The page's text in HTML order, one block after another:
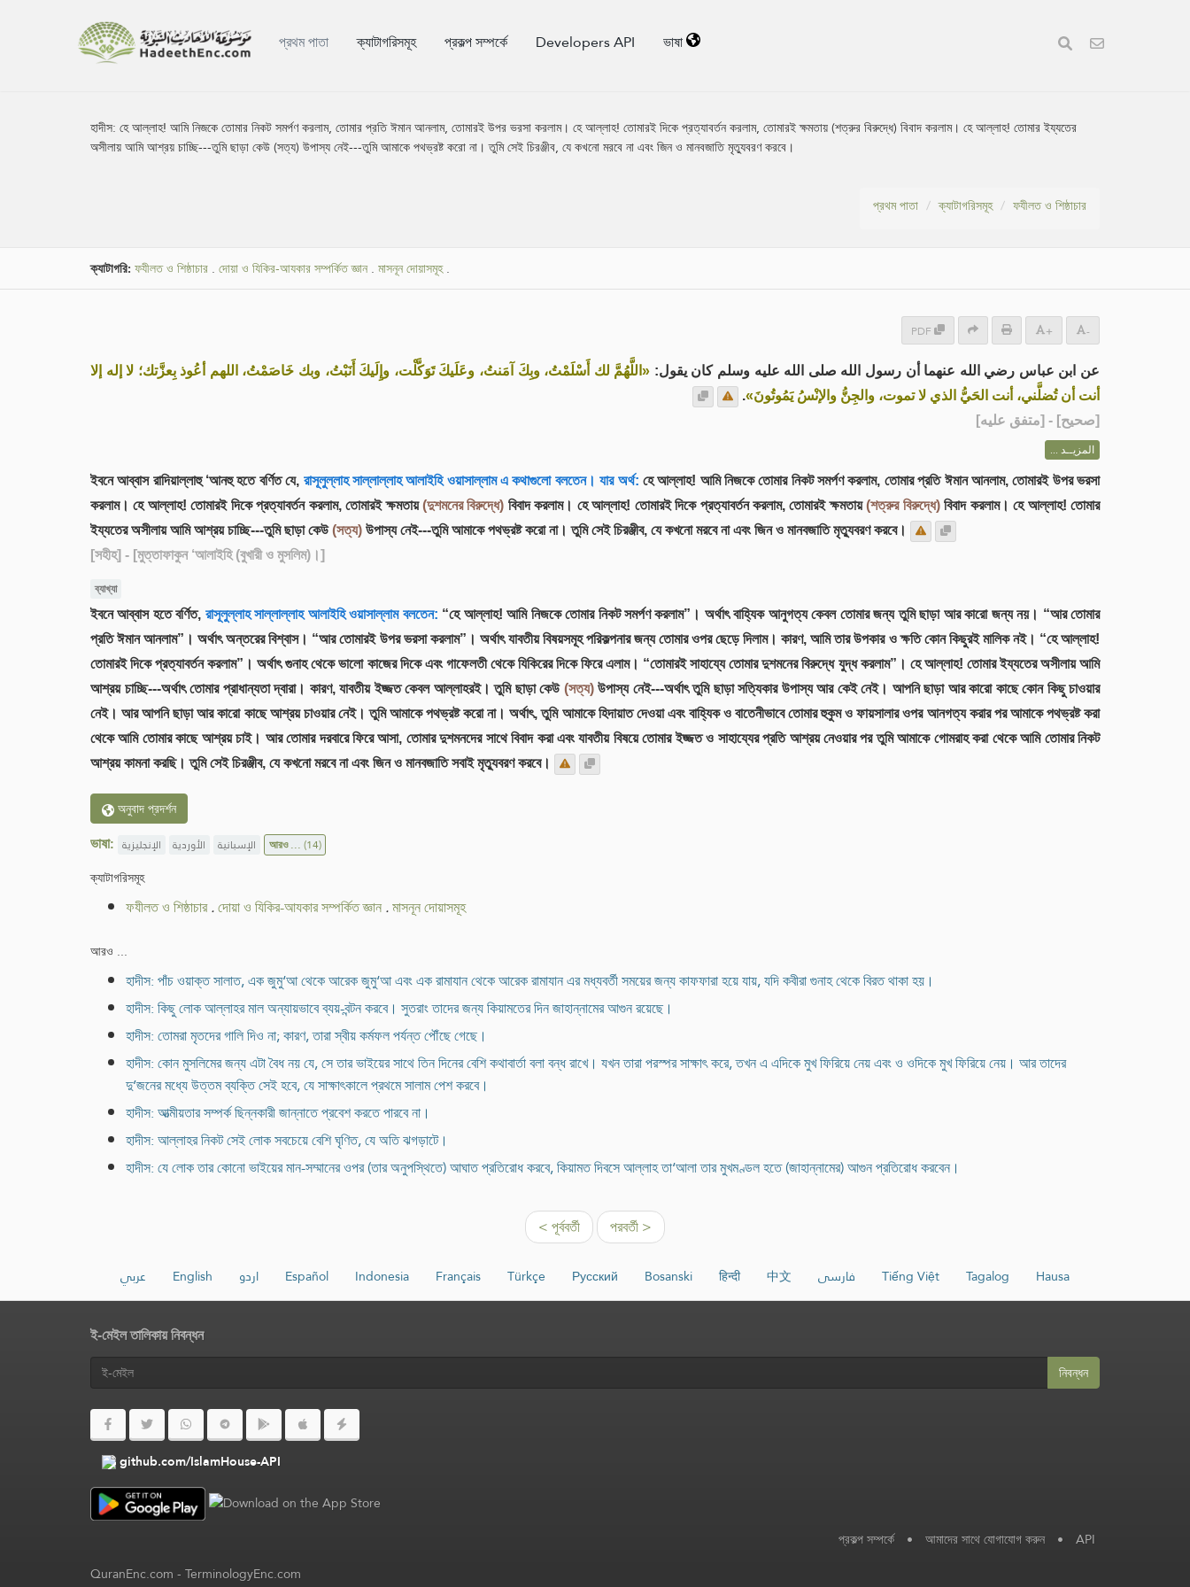
প্রথম পাতা ক্যাটাগরিসমূহ প্রকল্প সম্পর্কে Developers API ভাষা
হাদীস:হে আল্লাহ! আমি নিজকে তোমার নিকট সমর্পণ করলাম, তোমার প্রতি ঈমান আনলাম, তোমারই উপর ভরসা করলাম। হে আল্লাহ! তোমারই দিকে প্রত্যাবর্তন করলাম, তোমারই ক্ষমতায় (শত্রুর বিরুদ্ধে) বিবাদ করলাম। হে আল্লাহ! তোমার ইয্যতের
অসীলায় আমি আশ্রয় চাচ্ছি---তুমি ছাড়া কেউ (সত্য) উপাস্য নেই---তুমি আমাকে পথভ্রষ্ট করো না। তুমি সেই চিরঞ্জীব, যে কখনো মরবে না এবং জিন ও মানবজাতি মৃত্যুবরণ করবে।
প্রথম পাতা ক্যাটাগরিসমূহ ফযীলত ও শিষ্ঠাচার
ক্যাটাগরি: ফযীলত ও শিষ্ঠাচার . দোয়া ও যিকির-আযকার সম্পর্কিত জ্ঞান. মাসনূন দোয়াসমূহ.
PDF + -
عن ابن عباس رضي الله عنهما أن رسول الله صلى الله عليه وسلم كان يقول: «اللَّهُمَّ لك أَسْلَمْتُ، وبِكَ آمَنتُ، وعَلَيكَ تَوَكَّلْت، وإِلَيكَ أَنَبْتُ، وبك خَاصَمْتُ، اللهم أعُوذ بِعزَّتك؛ لا إله إلا
أنت أن تُضلَّني، أنت الحَيُّ الذي لا تموت، والجِنُّ والإنْسُ يَمُوتُونَ».
[صحيح] - [متفق عليه]
المزيــد ...
ইবনে আব্বাস রাদিয়াল্লাহু ‘আনহু হতে বর্ণিত যে, রাসূলুল্লাহ সাল্লাল্লাহ আলাইহি ওয়াসাল্লাম এ কথাগুলো বলতেন। যার অর্থ: হে আল্লাহ! আমি নিজকে তোমার নিকট সমর্পণ করলাম, তোমার প্রতি ঈমান আনলাম, তোমারই উপর ভরসা
করলাম। হে আল্লাহ! তোমারই দিকে প্রত্যাবর্তন করলাম, তোমারই ক্ষমতায়(দুশমনের বিরুদ্ধে) বিবাদ করলাম। হে আল্লাহ! তোমারই দিকে প্রত্যাবর্তন করলাম, তোমারই ক্ষমতায়(শত্রুর বিরুদ্ধে)বিবাদ করলাম। হে আল্লাহ! তোমার
ইয্যতের অসীলায় আমি আশ্রয় চাচ্ছি---তুমি ছাড়া কেউ(সত্য) উপাস্য নেই---তুমি আমাকে পথভ্রষ্ট করো না। তুমি সেই চিরঞ্জীব, যে কখনো মরবে না এবং জিন ও মানবজাতি মৃত্যুবরণ করবে।
[সহীহ] - [মুত্তাফাকুন ‘আলাইহি (বুখারী ও মুসলিম)।]
ব্যাখ্যা
ইবনে আব্বাস হতে বর্ণিত, রাসূলুল্লাহ সাল্লাল্লাহ আলাইহি ওয়াসাল্লাম বলতেন: “হে আল্লাহ! আমি নিজকে তোমার নিকট সমর্পণ করলাম”। অর্থাৎ বাহ্যিক আনুগত্য কেবল তোমার জন্য তুমি ছাড়া আর কারো জন্য নয়। “আর তোমার
প্রতি ঈমান আনলাম”। অর্থাৎ অন্তরের বিশ্বাস। “আর তোমারই উপর ভরসা করলাম”। অর্থাৎ যাবতীয় বিষয়সমূহ পরিকল্পনার জন্য তোমার ওপর ছেড়ে দিলাম। কারণ, আমি তার উপকার ও ক্ষতি কোন কিছুরই মালিক নই। “হে আল্লাহ!
তোমারই দিকে প্রত্যাবর্তন করলাম”। অর্থাৎ গুনাহ থেকে ভালো কাজের দিকে এবং গাফেলতী থেকে যিকিরের দিকে ফিরে এলাম। “তোমারই সাহায্যে তোমার দুশমনের বিরুদ্ধে যুদ্ধ করলাম”। হে আল্লাহ! তোমার ইয্যতের অসীলায় আমি
আশ্রয় চাচ্ছি---অর্থাৎ তোমার প্রাধান্যতা দ্বারা। কারণ, যাবতীয় ইজ্জত কেবল আল্লাহরই। তুমি ছাড়া কেউ (সত্য)উপাস্য নেই---অর্থাৎ তুমি ছাড়া সত্যিকার উপাস্য আর কেই নেই। আপনি ছাড়া আর কারো কাছে কোন কিছু চাওয়ার
নেই। আর আপনি ছাড়া আর কারো কাছে আশ্রয় চাওয়ার নেই। তুমি আমাকে পথভ্রষ্ট করো না। অর্থাৎ, তুমি আমাকে হিদায়াত দেওয়া এবং বাহ্যিক ও বাতেনীভাবে তোমার হুকুম ও ফায়সালার ওপর আনগত্য করার পর আমাকে পথভ্রষ্ট করা
থেকে আমি তোমার কাছে আশ্রয় চাই। আর তোমার দরবারে ফিরে আসা, তোমার দুশমনদের সাথে বিবাদ করা এবং যাবতীয় বিষয়ে তোমার ইজ্জত ও সাহায্যের প্রতি আশ্রয় নেওয়ার পর তুমি আমাকে গোমরাহ করা থেকে আমি তোমার নিকট
আশ্রয় কামনা করছি। তুমি সেই চিরঞ্জীব, যে কখনো মরবে না এবং জিন ও মানবজাতি সবাই মৃত্যুবরণ করবে।
অনুবাদ প্রদর্শন
ভাষা: الإنجليزية الأوردية الإسبانية আরও ...(14)
ক্যাটাগরিসমূহ
ফযীলত ও শিষ্ঠাচার.দোয়া ও যিকির-আযকার সম্পর্কিত জ্ঞান.মাসনূন দোয়াসমূহ
আরও ...
হাদীস: পাঁচ ওয়াক্ত সালাত, এক জুমু‘আ থেকে আরেক জুমু‘আ এবং এক রামাযান থেকে আরেক রামাযান এর মধ্যবর্তী সময়ের জন্য কাফফারা হয়ে যায়, যদি কবীরা গুনাহ থেকে বিরত থাকা হয়।
হাদীস: কিছু লোক আল্লাহর মাল অন্যায়ভাবে ব্যয়-বন্টন করবে। সুতরাং তাদের জন্য কিয়ামতের দিন জাহান্নামের আগুন রয়েছে।
হাদীস: তোমরা মৃতদের গালি দিও না; কারণ, তারা স্বীয় কর্মফল পর্যন্ত পৌঁছে গেছে।
হাদীস: কোন মুসলিমের জন্য এটা বৈধ নয় যে, সে তার ভাইয়ের সাথে তিন দিনের বেশি কথাবার্তা বলা বন্ধ রাখে। যখন তারা পরস্পর সাক্ষাৎ করে, তখন এ এদিকে মুখ ফিরিয়ে নেয় এবং ও ওদিকে মুখ ফিরিয়ে নেয়। আর তাদের
দু’জনের মধ্যে উত্তম ব্যক্তি সেই হবে, যে সাক্ষাৎকালে প্রথমে সালাম পেশ করবে।
হাদীস: আত্মীয়তার সম্পর্ক ছিন্নকারী জান্নাতে প্রবেশ করতে পারবে না।
হাদীস: আল্লাহর নিকট সেই লোক সবচেয়ে বেশি ঘৃণিত, যে অতি ঝগড়াটে।
হাদীস: যে লোক তার কোনো ভাইয়ের মান-সম্মানের ওপর (তার অনুপস্থিতে) আঘাত প্রতিরোধ করবে, কিয়ামত দিবসে আল্লাহ তা‘আলা তার মুখমণ্ডল হতে (জাহান্নামের) আগুন প্রতিরোধ করবেন।
< পূর্ববর্তী পরবর্তী >
عربي English اردو Español Indonesia Français Türkçe Русский Bosanski हिन्दी 中文 فارسی Tiếng Việt Tagalog Hausa
ই-মেইল তালিকায় নিবন্ধন
নিবন্ধন
github.com/IslamHouse-API
প্রকল্প সম্পর্কে • আমাদের সাথে যোগাযোগ করুন • API
QuranEnc.com-TerminologyEnc.com